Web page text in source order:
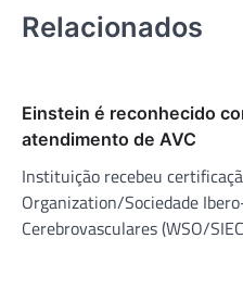
Relacionados
Einstein é reconhecido
atendimento de AVC
Instituição recebeu
Organization/Sociedade
Cerebrovasculares (WSO/